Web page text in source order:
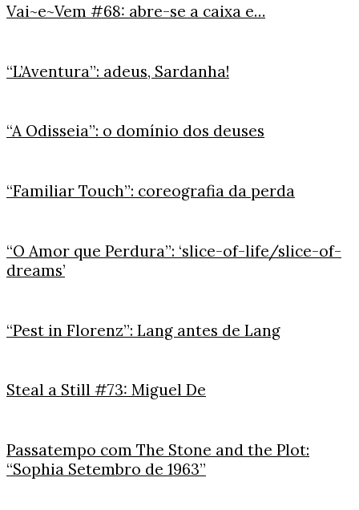
Vai~e~Vem #68: abre-se a caixa e…
“L’Aventura”: adeus, Sardanha!
“A Odisseia”: o domínio dos deuses
“Familiar Touch”: coreografia da perda
“O Amor que Perdura”: ‘slice-of-life/slice-of-
dreams’
“Pest in Florenz”: Lang antes de Lang
Steal a Still #73: Miguel De
Passatempo com The Stone and the Plot:
“Sophia Setembro de 1963”